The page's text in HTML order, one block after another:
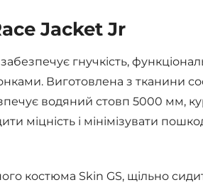
Jacket Jr
гнучкість,
Виготовлена ​​з тканини
водяний стовп 5000 мм,
міцність і мінімізувати
костюма Skin GS, щільно